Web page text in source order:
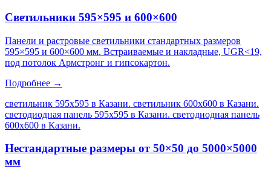
Светильники 595×595 и 600×600
Панели и растровые светильники стандартных размеров
595×595 и 600×600 мм. Встраиваемые и накладные, UGR<19,
под потолок Армстронг и гипсокартон.
Подробнее →
светильник 595х595 в Казани. светильник 600х600 в Казани.
светодиодная панель 595х595 в Казани. светодиодная панель
600х600 в Казани.
Нестандартные размеры от 50×50 до 5000×5000
мм